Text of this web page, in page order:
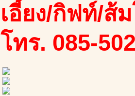
เอี้ยง/กิฟท์/ส้
โทร. 085-